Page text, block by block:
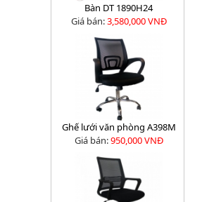
Bàn DT 1890H24
Giá bán:3,580,000 VNĐ
Ghế lưới văn phòng A398M
Giá bán:950,000 VNĐ